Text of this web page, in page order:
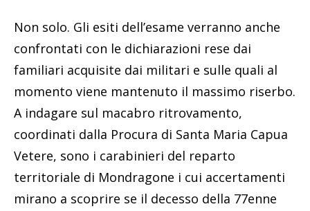
Non solo. Gli esiti dell’esame verranno anche
confrontati con le dichiarazioni rese dai
familiari acquisite dai militari e sulle quali al
momento viene mantenuto il massimo riserbo.
A indagare sul macabro ritrovamento,
coordinati dalla Procura di Santa Maria Capua
Vetere, sono i carabinieri del reparto
territoriale di Mondragone i cui accertamenti
mirano a scoprire se il decesso della 77enne